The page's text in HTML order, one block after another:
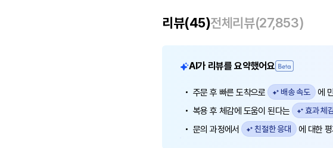
리뷰(45)전체리뷰(27,853)
AI가 리뷰를 요약했어요
주문 후 빠른 도착으로 배송 속도
에
복용 후 체감에 도움이 된다는
효과 체
문의 과정에서
친절한 응대 에 대한